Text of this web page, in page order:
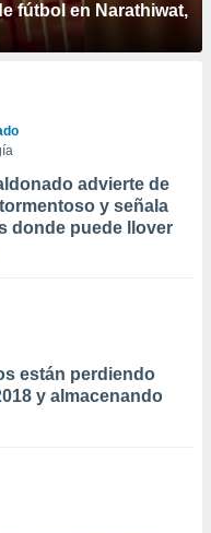
fútbol en Narathiwat,
advierte de
y señala
donde puede llover
están perdiendo
y almacenando